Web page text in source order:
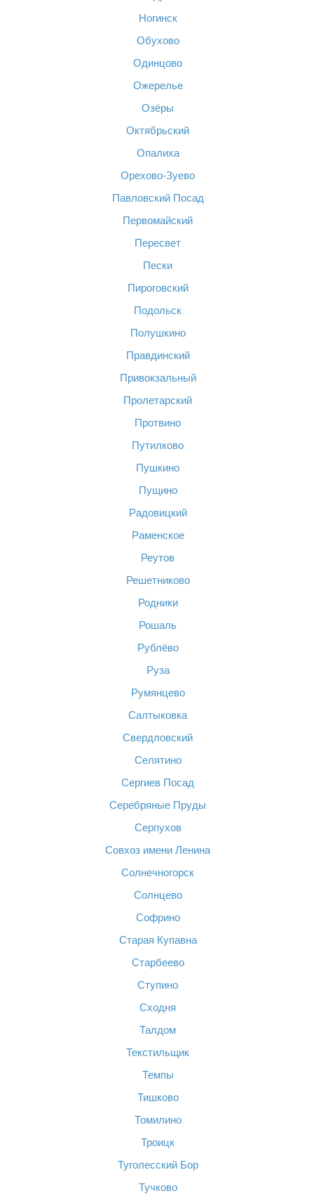
Ногинск
Обухово
Одинцово
Ожерелье
Озёры
Октябрьский
Опалиха
Орехово-Зуево
Павловский Посад
Первомайский
Пересвет
Пески
Пироговский
Подольск
Полушкино
Правдинский
Привокзальный
Пролетарский
Протвино
Путилково
Пушкино
Пущино
Радовицкий
Раменское
Реутов
Решетниково
Родники
Рошаль
Рублёво
Руза
Румянцево
Салтыковка
Свердловский
Селятино
Сергиев Посад
Серебряные Пруды
Серпухов
Совхоз имени Ленина
Солнечногорск
Солнцево
Софрино
Старая Купавна
Старбеево
Ступино
Сходня
Талдом
Текстильщик
Темпы
Тишково
Томилино
Троицк
Туголесский Бор
Тучково